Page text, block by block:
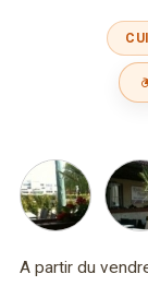
A partir du